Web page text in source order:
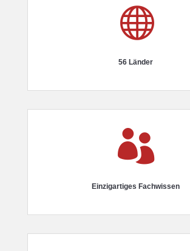

56 Länder

Einzigartiges Fachwissen